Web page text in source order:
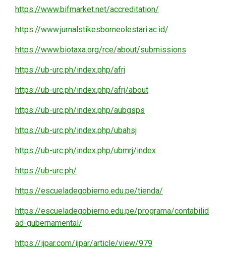
https://www.bifmarket.net/accreditation/
https://www.jurnalstikesborneolestari.ac.id/
https://www.biotaxa.org/rce/about/submissions
https://ub-urc.ph/index.php/afrj
https://ub-urc.ph/index.php/afrj/about
https://ub-urc.ph/index.php/aubgsps
https://ub-urc.ph/index.php/ubahsj
https://ub-urc.ph/index.php/ubmrj/index
https://ub-urc.ph/
https://escueladegobierno.edu.pe/tienda/
https://escueladegobierno.edu.pe/programa/contabilid
ad-gubernamental/
https://ijpar.com/ijpar/article/view/979